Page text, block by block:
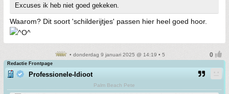
Excuses ik heb niet goed gekeken.
Waarom? Dit soort 'schilderijtjes' passen hier heel goed hoor.
• donderdag 9 januari 2025 @ 14:19 • 5
Redactie Frontpage
Professionele-Idioot
Palm Beach Pete